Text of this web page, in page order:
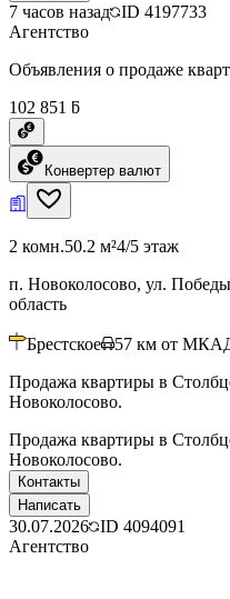
7 часов назад ID 4197733
Агентство
Объявления о продаже
102 851 ƃ
Конвертер валют
2 комн.50.2 м²4/5 этаж
п. Новоколосово, ул.
область
Брестское 57 км от
Продажа квартиры в
Новоколосово.
Продажа квартиры в
Новоколосово.
Контакты
Написать
30.07.2026 ID 4094091
Агентство